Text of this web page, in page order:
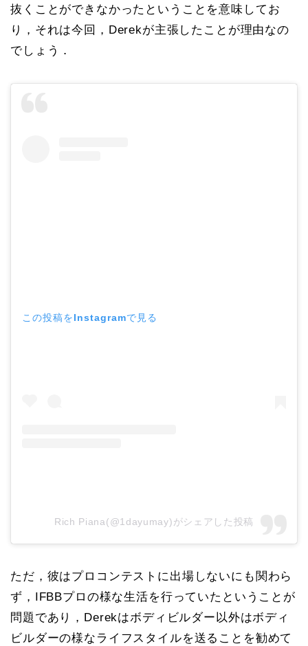
抜くことができなかったということを意味してお
り，それは今回，Derekが主張したことが理由なの
でしょう．
この投稿をInstagramで見る
Rich Piana(@1dayumay)がシェアした投稿
ただ，彼はプロコンテストに出場しないにも関わら
ず，IFBBプロの様な生活を行っていたということが
問題であり，Derekはボディビルダー以外はボディ
ビルダーの様なライフスタイルを送ることを勧めて